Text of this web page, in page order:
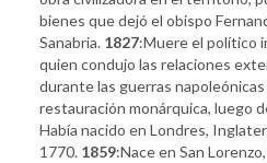
bienes que dejó el obispo
Sanabria. 1827:Muere el político
quien condujo las relaciones
durante las guerras napoleónicas
restauración monárquica, luego
Había nacido en Londres,
1770. 1859:Nace en San